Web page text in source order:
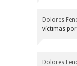
Dolores
víctimas
Dolores